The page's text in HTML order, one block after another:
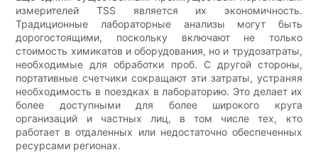
измерителей TSS является их экономичность.
Традиционные лабораторные анализы могут быть
дорогостоящими, поскольку включают не только
стоимость химикатов и оборудования, но и трудозатраты,
необходимые для обработки проб. С другой стороны,
портативные счетчики сокращают эти затраты, устраняя
необходимость в поездках в лабораторию. Это делает их
более доступными для более широкого круга
организаций и частных лиц, в том числе тех, кто
работает в отдаленных или недостаточно обеспеченных
ресурсами регионах.